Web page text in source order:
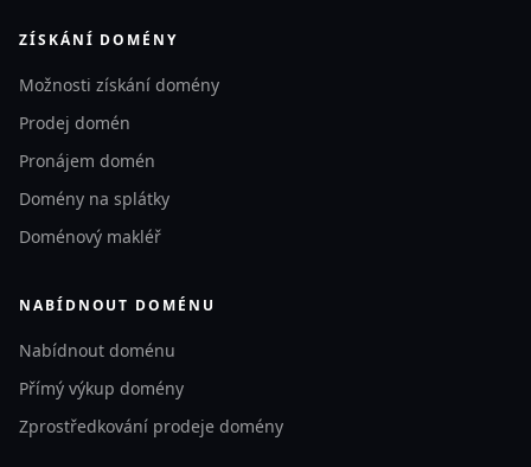
ZÍSKÁNÍ DOMÉNY
Možnosti získání domény
Prodej domén
Pronájem domén
Domény na splátky
Doménový makléř
NABÍDNOUT DOMÉNU
Nabídnout doménu
Přímý výkup domény
Zprostředkování prodeje domény